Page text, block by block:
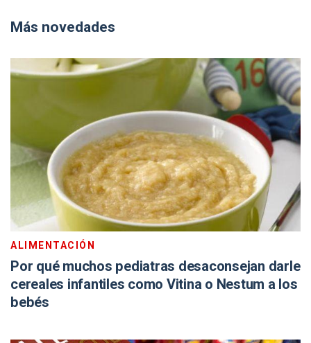
Más novedades
ALIMENTACIÓN
Por qué muchos pediatras desaconsejan darle
cereales infantiles como Vitina o Nestum a los
bebés